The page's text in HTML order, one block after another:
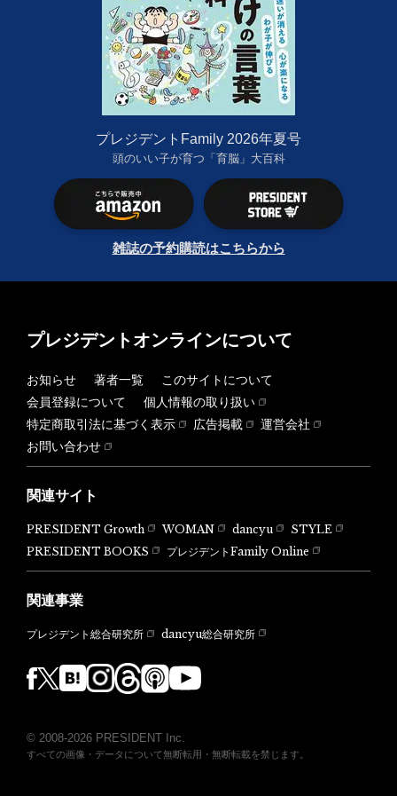
プレジデントFamily 2026年夏号
頭のいい子が育つ「育脳」大百科
雑誌の予約購読はこちらから
プレジデントオンラインについて
お知らせ 著者一覧
このサイトについて
会員登録について
個人情報の取り扱い
特定商取引法に基づく表示
広告掲載
運営会社
お問い合わせ
関連サイト
PRESIDENT Growth WOMAN dancyu
STYLE
PRESIDENT BOOKS
プレジデントFamily Online
関連事業
プレジデント総合研究所 dancyu総合研究所
© 2008-2026 PRESIDENT Inc.
すべての画像・データについて無断転用・無断転載を禁じます。